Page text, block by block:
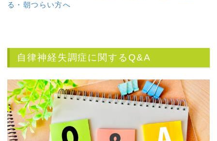
る・朝つらい方へ
自律神経失調症に関するQ&A